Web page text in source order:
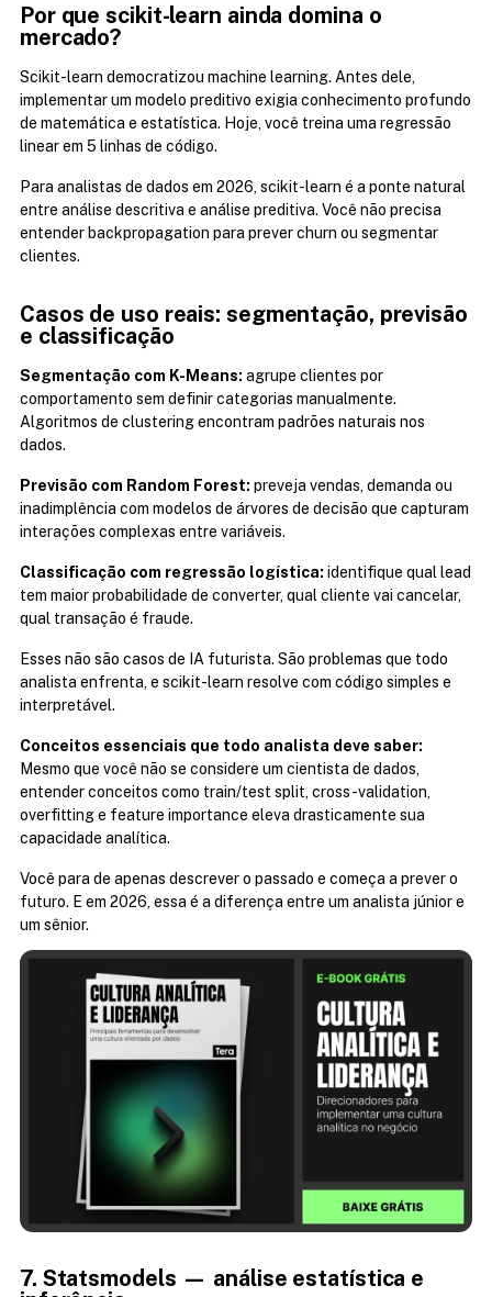
Por que scikit-learn ainda domina o
mercado?
Scikit-learn democratizou machine learning. Antes dele,
implementar um modelo preditivo exigia conhecimento profundo
de matemática e estatística. Hoje, você treina uma regressão
linear em 5 linhas de código.
Para analistas de dados em 2026, scikit-learn é a ponte natural
entre análise descritiva e análise preditiva. Você não precisa
entender backpropagation para prever churn ou segmentar
clientes.
Casos de uso reais: segmentação, previsão
e classificação
Segmentação com K-Means: agrupe clientes por
comportamento sem definir categorias manualmente.
Algoritmos de clustering encontram padrões naturais nos
dados.
Previsão com Random Forest: preveja vendas, demanda ou
inadimplência com modelos de árvores de decisão que capturam
interações complexas entre variáveis.
Classificação com regressão logística: identifique qual lead
tem maior probabilidade de converter, qual cliente vai cancelar,
qual transação é fraude.
Esses não são casos de IA futurista. São problemas que todo
analista enfrenta, e scikit-learn resolve com código simples e
interpretável.
Conceitos essenciais que todo analista deve saber:
Mesmo que você não se considere um cientista de dados,
entender conceitos como train/test split, cross-validation,
overfitting e feature importance eleva drasticamente sua
capacidade analítica.
Você para de apenas descrever o passado e começa a prever o
futuro. E em 2026, essa é a diferença entre um analista júnior e
um sênior.
7. Statsmodels — análise estatística e